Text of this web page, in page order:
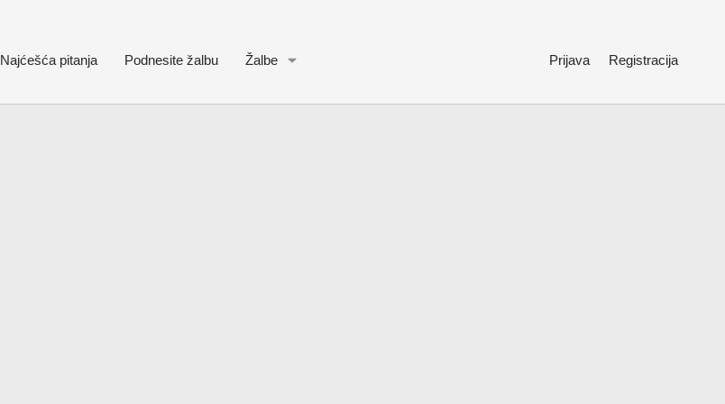
Najćešća pitanja Podnesite žalbu Žalbe Prijava Registracija